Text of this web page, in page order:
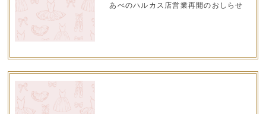
あべのハルカス店営業再開のおしらせ